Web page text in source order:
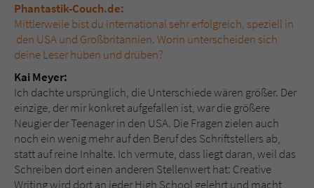
Phantastik-Couch.de:
Mittlerweile bist du international sehr erfolgreich, speziell in
den USA und Großbritannien. Worin unterscheiden sich
deine Leser hüben und drüben?
Kai Meyer:
Ich dachte ursprünglich, die Unterschiede wären größer. Der
einzige, der mir konkret aufgefallen ist, war die größere
Neugier der Teenager in den USA. Die Fragen zielen auch
noch ein wenig mehr auf den Beruf des Schriftstellers ab,
statt auf reine Inhalte. Ich vermute, dass liegt daran, weil das
Schreiben dort einen anderen Stellenwert hat: Creative
Writing wird dort an jeder High School gelehrt und macht